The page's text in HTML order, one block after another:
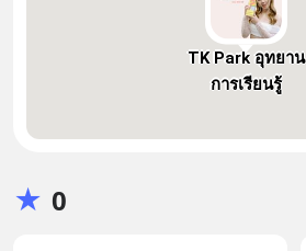
TK Park อุทยาน
การเรียนรู้
★ 0